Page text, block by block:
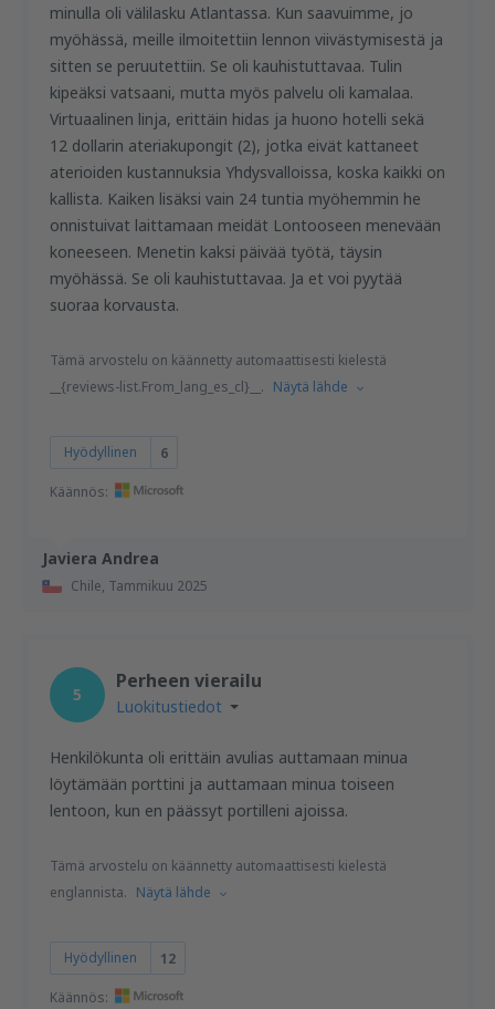
Javiera Andrea
Chile, Tammikuu 2025
minulla oli välilasku Atlantassa. Kun saavuimme, jo
myöhässä, meille ilmoitettiin lennon viivästymisestä ja
sitten se peruutettiin. Se oli kauhistuttavaa. Tulin
kipeäksi vatsaani, mutta myös palvelu oli kamalaa.
Virtuaalinen linja, erittäin hidas ja huono hotelli sekä
12 dollarin ateriakupongit (2), jotka eivät kattaneet
aterioiden kustannuksia Yhdysvalloissa, koska kaikki on
kallista. Kaiken lisäksi vain 24 tuntia myöhemmin he
onnistuivat laittamaan meidät Lontooseen menevään
koneeseen. Menetin kaksi päivää työtä, täysin
myöhässä. Se oli kauhistuttavaa. Ja et voi pyytää
suoraa korvausta.
Tämä arvostelu on käännetty automaattisesti kielestä
__{reviews-list.From_lang_es_cl}__. Näytä lähde
Hyödyllinen 6
Käännös:
5
Perheen vierailu
Luokitustiedot
Henkilökunta oli erittäin avulias auttamaan minua
löytämään porttini ja auttamaan minua toiseen
lentoon, kun en päässyt portilleni ajoissa.
Tämä arvostelu on käännetty automaattisesti kielestä
englannista. Näytä lähde
Hyödyllinen 12
Käännös: